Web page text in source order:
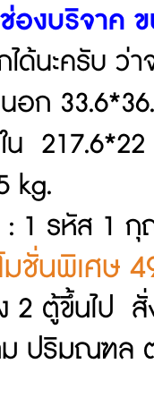
ช่องบริจาค
ได้นะครับ ว่
อก
น
kg.
: 1 รหัส 1
มชั่นพิเศษ
2 ตู้ขึ้นไป สั่
ปริมณฑล ต